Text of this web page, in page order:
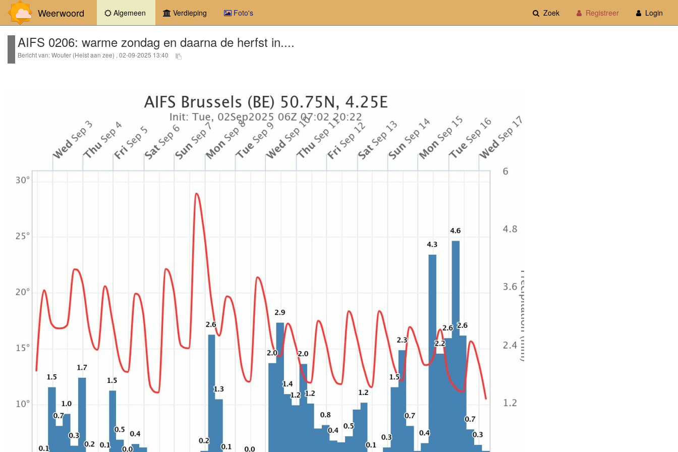
Weerwoord Algemeen (current)Verdieping Foto's Zoek Registreer Login
AIFS 0206: warme zondag en daarna de herfst in....
Bericht van: Wouter (Heist aan zee) , 02-09-2025 13:40